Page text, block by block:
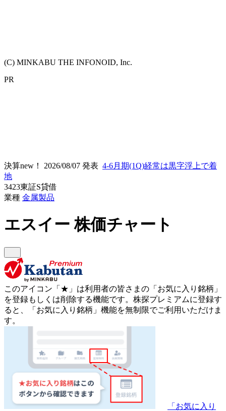
(C) MINKABU THE INFONOID, Inc.
PR
決算new！ 2026/08/07 発表 4-6月期(1Q)経常は黒字浮上で着
地
3423東証S貸借
業種 金属製品
エスイー株価チャート
このアイコン 「★」 は利用者の皆さまの 「お気に入り銘柄」
を登録もしくは削除する機能です。 株探プレミアムに登録す
ると、「お気に入り銘柄」機能を無制限でご利用いただけま
す。
「お気に入り